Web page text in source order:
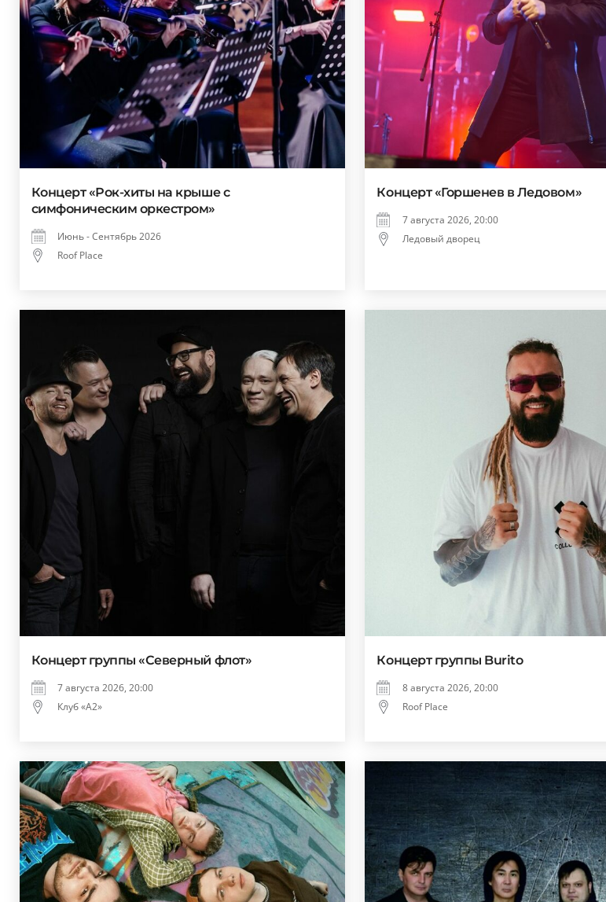
Концерт «Рок-хиты на крыше с
симфоническим оркестром»
Июнь - Сентябрь 2026
Roof Place
Концерт «Горшенев в Ледовом»
7 августа 2026, 20:00
Ледовый дворец
Концерт группы «Северный флот»
7 августа 2026, 20:00
Клуб «А2»
Концерт группы Burito
8 августа 2026, 20:00
Roof Place